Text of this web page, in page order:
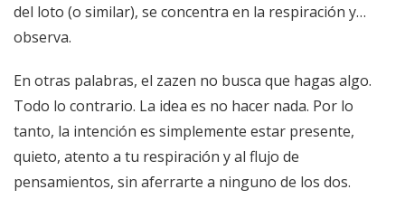
del loto (o similar), se concentra en la respiración y…
observa.
En otras palabras, el zazen no busca que hagas algo.
Todo lo contrario. La idea es no hacer nada. Por lo
tanto, la intención es simplemente estar presente,
quieto, atento a tu respiración y al flujo de
pensamientos, sin aferrarte a ninguno de los dos.